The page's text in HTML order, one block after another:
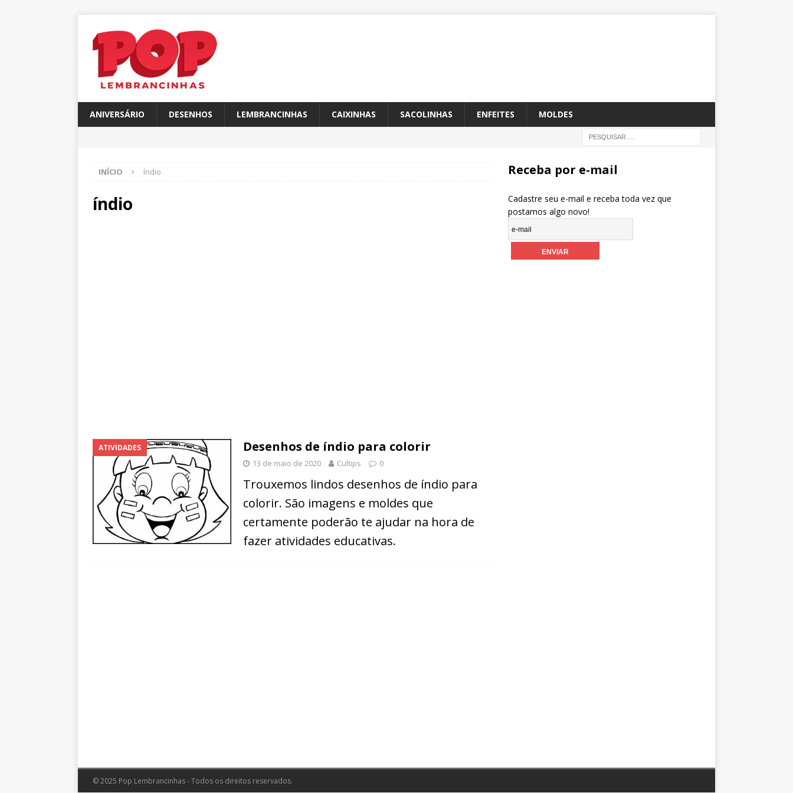
ANIVERSÁRIO DESENHOS LEMBRANCINHAS CAIXINHAS SACOLINHAS ENFEITES MOLDES
INÍCIO índio
índio
ATIVIDADES Desenhos de índio para colorir
13 de maio de 2020 Cultips 0
Trouxemos lindos desenhos de índio para
colorir. São imagens e moldes que
certamente poderão te ajudar na hora de
fazer atividades educativas.
Receba por e-mail
Cadastre seu e-mail e receba toda vez que
postamos algo novo!
© 2025 Pop Lembrancinhas - Todos os direitos reservados.